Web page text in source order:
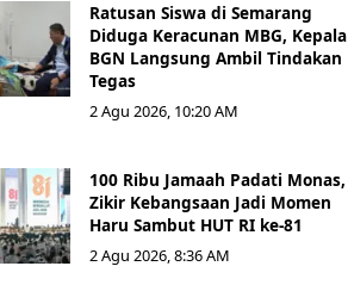
Ratusan Siswa di Semarang
Diduga Keracunan MBG, Kepala
BGN Langsung Ambil Tindakan
Tegas
2 Agu 2026, 10:20 AM
100 Ribu Jamaah Padati Monas,
Zikir Kebangsaan Jadi Momen
Haru Sambut HUT RI ke-81
2 Agu 2026, 8:36 AM